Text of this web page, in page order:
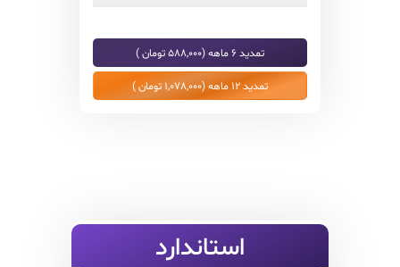
تمدید 6 ماهه (588,000 تومان )
تمدید 12 ماهه (1,078,000 تومان )
استاندارد